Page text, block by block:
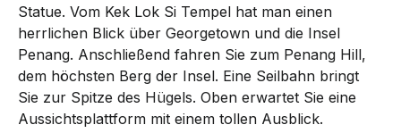
Statue. Vom Kek Lok Si Tempel hat man einen
herrlichen Blick über Georgetown und die Insel
Penang. Anschließend fahren Sie zum Penang Hill,
dem höchsten Berg der Insel. Eine Seilbahn bringt
Sie zur Spitze des Hügels. Oben erwartet Sie eine
Aussichtsplattform mit einem tollen Ausblick.